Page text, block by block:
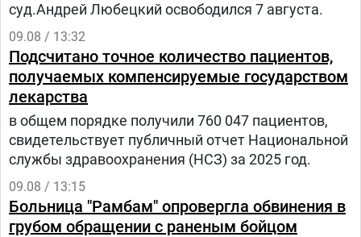
суд.Андрей Любецкий освободился 7 августа.
09.08 / 13:32
Подсчитано точное количество пациентов,
получаемых компенсируемые государством
лекарства
в общем порядке получили 760 047 пациентов,
свидетельствует публичный отчет Национальной
службы здравоохранения (НСЗ) за 2025 год.
09.08 / 13:15
Больница "Рамбам" опровергла обвинения в
грубом обращении с раненым бойцом